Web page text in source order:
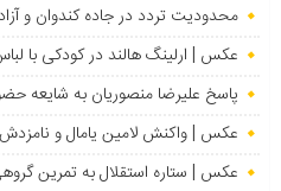
محدودیت تردد در جاده کندوان و
عکس | ارلینگ هالند در کودکی با
پاسخ علیرضا منصوریان به شایعه
عکس | واکنش لامین یامال و
عکس | ستاره استقلال به تمرین